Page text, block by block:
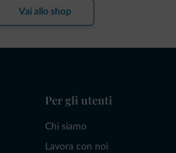
Vai allo shop
Per gli utenti
Chi siamo
Lavora con noi